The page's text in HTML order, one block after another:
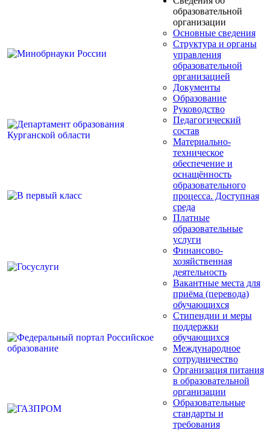
образовательной
организации
Основные сведения
Структура и органы
управления
образовательной
организацией
Документы
Образование
Руководство
Педагогический
состав
Материально-
техническое
обеспечение и
оснащённость
образовательного
процесса. Доступная
среда
Платные
образовательные
услуги
Финансово-
хозяйственная
деятельность
Вакантные места для
приёма (перевода)
обучающихся
Стипендии и меры
поддержки
обучающихся
Международное
сотрудничество
Организация питания
в образовательной
организации
Образовательные
стандарты и
требования